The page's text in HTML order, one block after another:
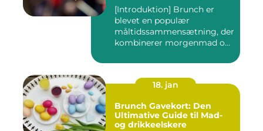
[Introduktion] Brunch er
blevet en populær
måltidssammensætning, der
kombinerer morgenmad og
18. jan
Brunch Gavekort: Den
Ultimative Guide til Mad-
og drikkeelskere